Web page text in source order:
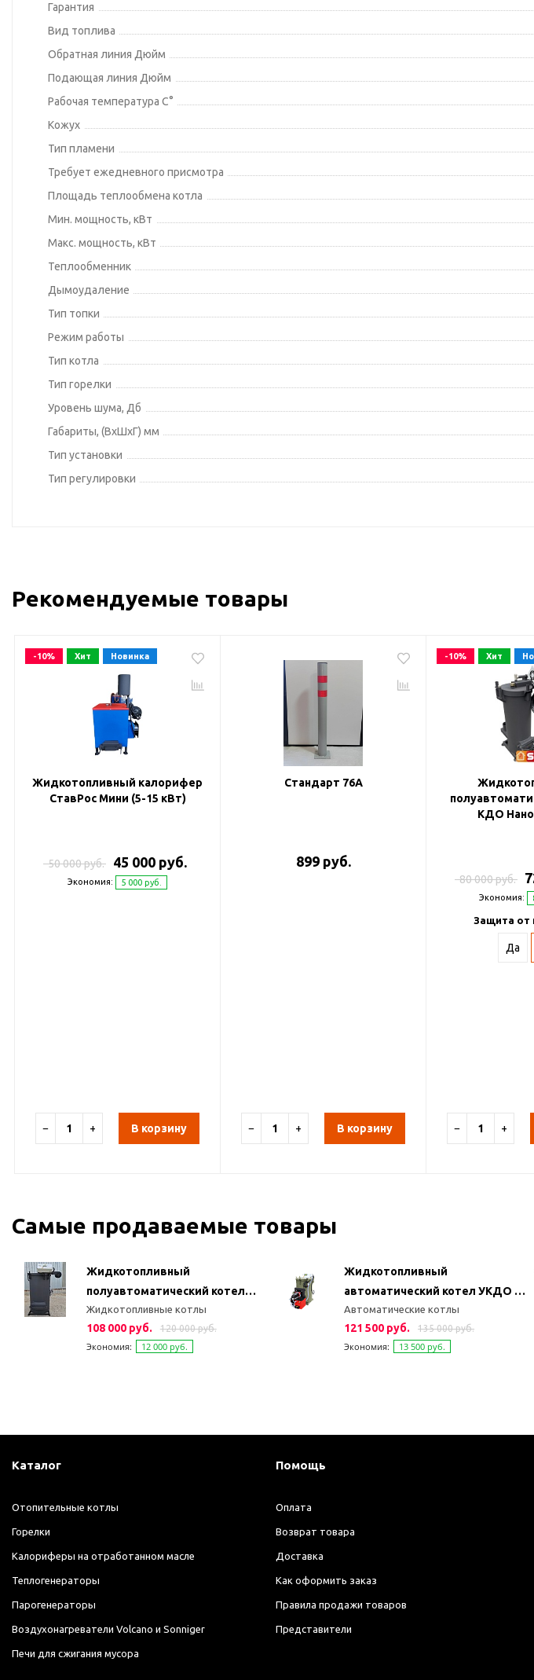
Гарантия
Вид топлива
Обратная линия Дюйм
Подающая линия Дюйм
Рабочая температура С°
Кожух
Тип пламени
Требует ежедневного присмотра
Площадь теплообмена котла
Мин. мощность, кВт
Макс. мощность, кВт
Теплообменник
Дымоудаление
Тип топки
Режим работы
Тип котла
Тип горелки
Уровень шума, Дб
Габариты, (ВхШхГ) мм
Тип установки
Тип регулировки
Рекомендуемые товары
-10% Хит Новинка
Жидкотопливный калорифер
СтавРос Мини (5-15 кВт)
50 000 руб. 45 000 руб.
Экономия: 5 000 руб.
− + В корзину
Стандарт 76А
899 руб.
− + В корзину
-10% Хит
КДО Нано
80 000 руб.
Экономия:
Защита от
Да
− +
Самые продаваемые товары
Жидкотопливный
полуавтоматический котел
КДО 4 (50 кВт)
Жидкотопливные котлы
108 000 руб. 120 000 руб.
Экономия: 12 000 руб.
Жидкотопливный
автоматический котел УКДО 15
(15 кВт)
Автоматические котлы
121 500 руб. 135 000 руб.
Экономия: 13 500 руб.
Каталог
Отопительные котлы
Горелки
Калориферы на отработанном масле
Теплогенераторы
Парогенераторы
Воздухонагреватели Volcano и Sonniger
Печи для сжигания мусора
Помощь
Оплата
Возврат товара
Доставка
Как оформить заказ
Правила продажи товаров
Представители